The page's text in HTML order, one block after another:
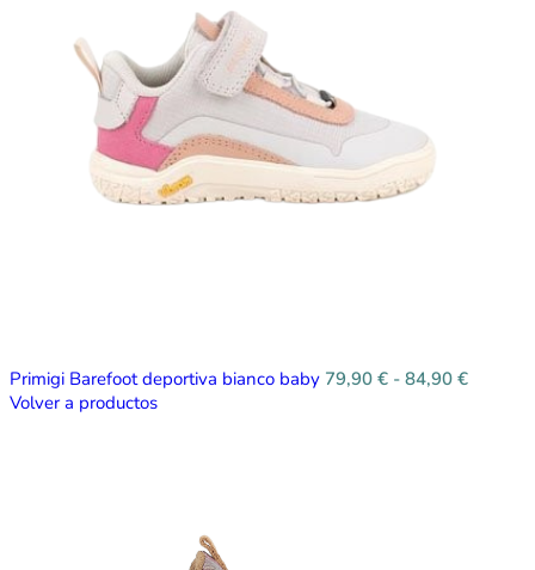
Primigi Barefoot deportiva bianco baby 79,90 € - 84,90 €
Volver a productos